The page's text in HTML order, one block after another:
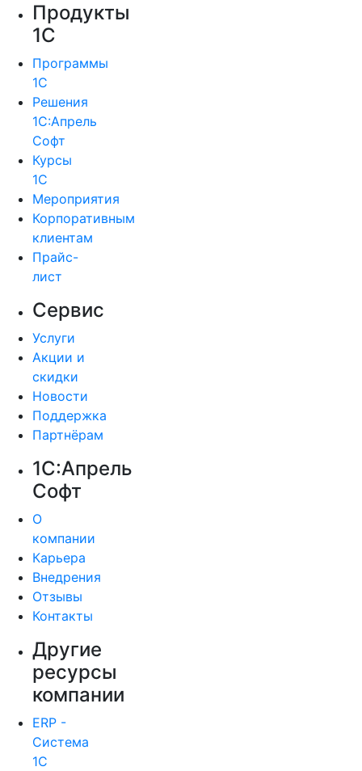
Продукты
1С
Программы
1С
Решения
1С:Апрель
Софт
Курсы
1С
Мероприятия
Корпоративным
клиентам
Прайс-
лист
Сервис
Услуги
Акции и
скидки
Новости
Поддержка
Партнёрам
1С:Апрель
Софт
О
компании
Карьера
Внедрения
Отзывы
Контакты
Другие
ресурсы
компании
ERP -
Система
1С